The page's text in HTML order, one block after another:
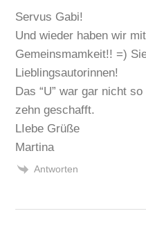
Servus Gabi!
Und wieder haben wir
Gemeinsmamkeit!! =)
Lieblingsautorinnen!
Das “U” war gar nicht
zehn geschafft.
LIebe Grüße
Martina
Antworten